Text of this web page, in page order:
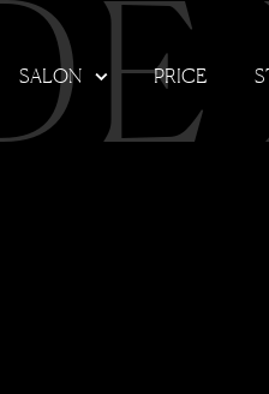
SALON PRICE